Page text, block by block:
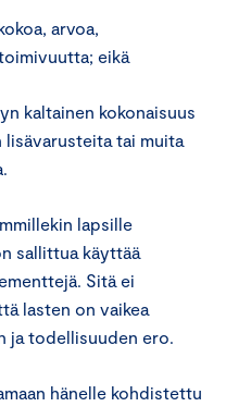
arvoa,
eikä
kaltainen kokonaisuus
tai muita
lapsille
sallittua käyttää
Sitä ei
lasten on vaikea
ja todellisuuden ero.
hänelle kohdistettu